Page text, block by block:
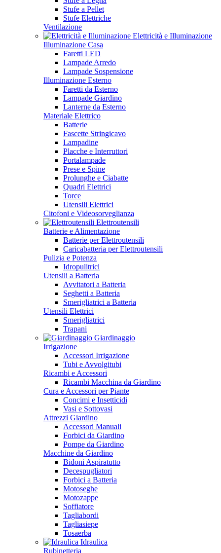
Stufe a Pellet
Stufe Elettriche
Ventilazione
Elettricità e Illuminazione
Illuminazione Casa
Faretti LED
Lampade Arredo
Lampade Sospensione
Illuminazione Esterno
Faretti da Esterno
Lampade Giardino
Lanterne da Esterno
Materiale Elettrico
Batterie
Fascette Stringicavo
Lampadine
Placche e Interruttori
Portalampade
Prese e Spine
Prolunghe e Ciabatte
Quadri Elettrici
Torce
Utensili Elettrici
Citofoni e Videosorveglianza
Elettroutensili
Batterie e Alimentazione
Batterie per Elettroutensili
Caricabatteria per Elettroutensili
Pulizia e Potenza
Idropulitrici
Utensili a Batteria
Avvitatori a Batteria
Seghetti a Batteria
Smerigliatrici a Batteria
Utensili Elettrici
Smerigliatrici
Trapani
Giardinaggio
Irrigazione
Accessori Irrigazione
Tubi e Avvolgitubi
Ricambi e Accessori
Ricambi Macchina da Giardino
Cura e Accessori per Piante
Concimi e Insetticidi
Vasi e Sottovasi
Attrezzi Giardino
Accessori Manuali
Forbici da Giardino
Pompe da Giardino
Macchine da Giardino
Bidoni Aspiratutto
Decespugliatori
Forbici a Batteria
Motoseghe
Motozappe
Soffiatore
Tagliabordi
Tagliasiepe
Tosaerba
Idraulica
Rubinetteria